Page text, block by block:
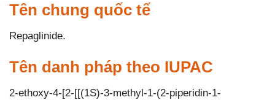
Tên chung quốc tế
Repaglinide.
Tên danh pháp theo IUPAC
2-ethoxy-4-[2-[[(1S)-3-methyl-1-(2-piperidin-1-